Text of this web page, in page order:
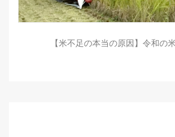
【米不足の本当の原因】令和の